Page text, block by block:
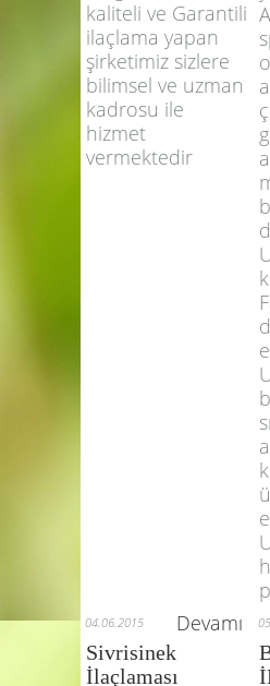
Erzurum ve Doğu
Anadolu
bölgesinde Etkin
kaliteli ve Garantili
ilaçlama yapan
şirketimiz sizlere
bilimsel ve uzman